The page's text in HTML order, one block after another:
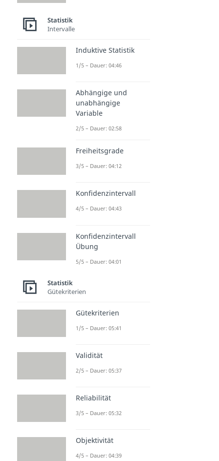
Statistik
Intervalle
Induktive Statistik
1/5 – Dauer: 04:46
Abhängige und
unabhängige
Variable
2/5 – Dauer: 02:58
Freiheitsgrade
3/5 – Dauer: 04:12
Konfidenzintervall
4/5 – Dauer: 04:43
Konfidenzintervall
Übung
5/5 – Dauer: 04:01
Statistik
Gütekriterien
Gütekriterien
1/5 – Dauer: 05:41
Validität
2/5 – Dauer: 05:37
Reliabilität
3/5 – Dauer: 05:32
Objektivität
4/5 – Dauer: 04:39